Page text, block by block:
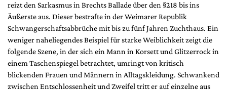
reizt den Sarkasmus in Brechts Ballade über den §218 bis ins
Äußerste aus. Dieser bestrafte in der Weimarer Republik
Schwangerschaftsabbrüche mit bis zu fünf Jahren Zuchthaus. Ein
weniger naheliegendes Beispiel für starke Weiblichkeit zeigt die
folgende Szene, in der sich ein Mann in Korsett und Glitzerrock in
einem Taschenspiegel betrachtet, umringt von kritisch
blickenden Frauen und Männern in Alltagskleidung. Schwankend
zwischen Entschlossenheit und Zweifel tritt er auf einzelne aus